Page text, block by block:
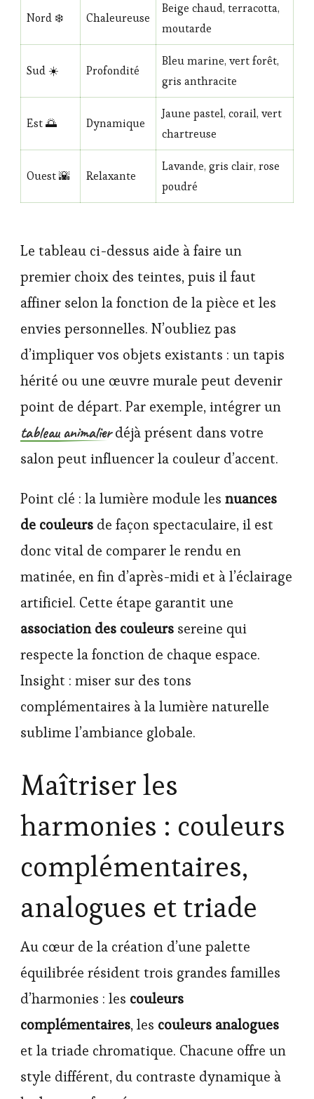
Nord ❄️ Chaleureuse
Beige chaud, terracotta,
moutarde
Sud ☀️ Profondité
Bleu marine, vert forêt,
gris anthracite
Est 🌅 Dynamique
Jaune pastel, corail, vert
chartreuse
Ouest 🌇 Relaxante
Lavande, gris clair, rose
poudré
Le tableau ci-dessus aide à faire un
premier choix des teintes, puis il faut
affiner selon la fonction de la pièce et les
envies personnelles. N’oubliez pas
d’impliquer vos objets existants : un tapis
hérité ou une œuvre murale peut devenir
point de départ. Par exemple, intégrer un
tableau animalierdéjà présent dans votre
salon peut influencer la couleur d’accent.
Point clé : la lumière module les nuances
de couleurs de façon spectaculaire, il est
donc vital de comparer le rendu en
matinée, en fin d’après-midi et à l’éclairage
artificiel. Cette étape garantit une
association des couleurs sereine qui
respecte la fonction de chaque espace.
Insight : miser sur des tons
complémentaires à la lumière naturelle
sublime l’ambiance globale.
Maîtriser les
harmonies : couleurs
complémentaires,
analogues et triade
Au cœur de la création d’une palette
équilibrée résident trois grandes familles
d’harmonies : les couleurs
complémentaires, les couleurs analogues
et la triade chromatique. Chacune offre un
style différent, du contraste dynamique à